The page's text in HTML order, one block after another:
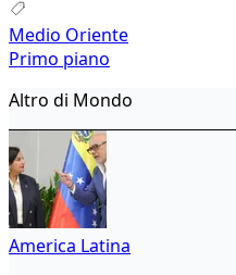
Medio Oriente
Primo piano
Altro di Mondo
America Latina